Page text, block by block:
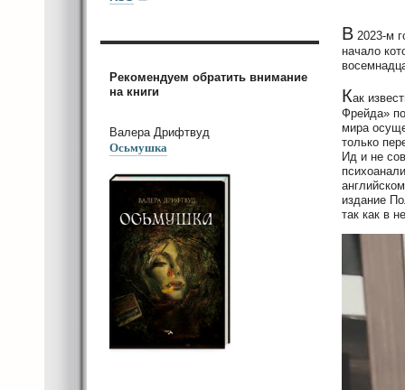
В 2023-м
начало
Как
Фрейда»
мира
только
Ид и не
издание
так как в
Рекомендуем обратить внимание
на книги
Валера Дрифтвуд
Осьмушка